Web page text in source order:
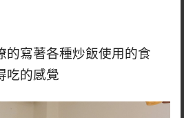
的寫著各種炒飯使用的食
吃的感覺